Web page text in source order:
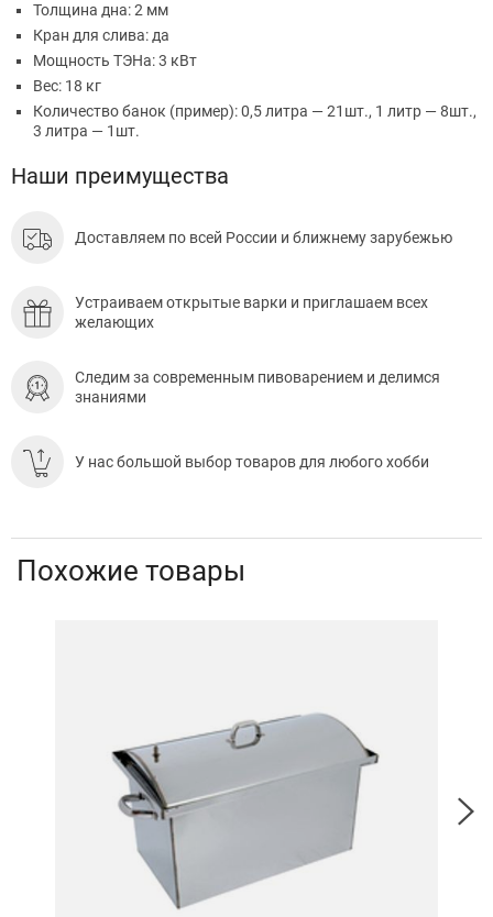
Толщина дна: 2 мм
Кран для слива: да
Мощность ТЭНа: 3 кВт
Вес: 18 кг
Количество банок (пример): 0,5 литра — 21шт., 1 литр — 8шт.,
3 литра — 1шт.
Наши преимущества
Доставляем по всей России и ближнему зарубежью
Устраиваем открытые варки и приглашаем всех
желающих
Следим за современным пивоварением и делимся
знаниями
У нас большой выбор товаров для любого хобби
Похожие товары